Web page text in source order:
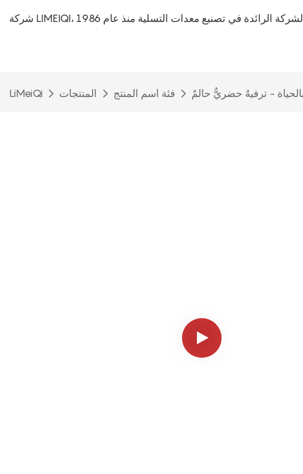
شركة LIMEIQI، الشركة الرائدة في تصنيع معدات التسلية منذ عام 1986
LiMeiQi المنتجات فئة اسم المنتج